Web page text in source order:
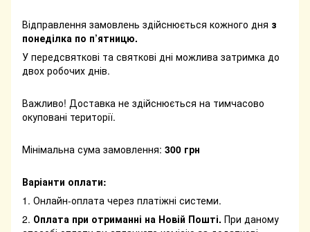
Відправлення замовлень здійснюється кожного дня з
понеділка по п’ятницю.
У передсвяткові та святкові дні можлива затримка до
двох робочих днів.
Важливо! Доставка не здійснюється на тимчасово
окуповані території.
Мінімальна сума замовлення: 300 грн
Варіанти оплати:
1. Онлайн-оплата через платіжні системи.
2. Оплата при отриманні на Новій Пошті. При даному